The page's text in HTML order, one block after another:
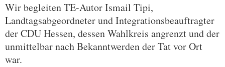
Wir begleiten TE-Autor Ismail Tipi,
Landtagsabgeordneter und Integrationsbeauftragter
der CDU Hessen, dessen Wahlkreis angrenzt und der
unmittelbar nach Bekanntwerden der Tat vor Ort
war.